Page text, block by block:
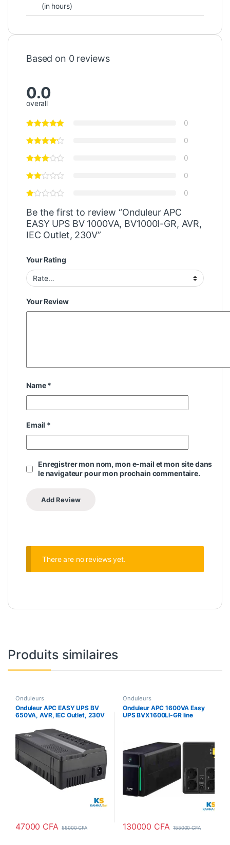
(in hours)
Based on 0 reviews
0.0
overall
0
0
0
0
0
Be the first to review “Onduleur APC
EASY UPS BV 1000VA, BV1000I-GR, AVR,
IEC Outlet, 230V”
Your Rating
Your Review
Name*
Email *
Enregistrer mon nom, mon e-mail et mon site dans
le navigateur pour mon prochain commentaire.
There are no reviews yet.
Produits similaires
Onduleurs
Onduleur APC EASY UPS BV
650VA, AVR, IEC Outlet, 230V
47000 CFA 55000CFA
Onduleurs
Onduleur APC 1600VA Easy
UPS BVX1600LI-GR line
130000 CFA 155000CFA